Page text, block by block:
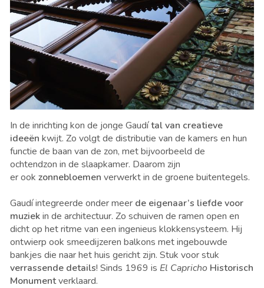
In de inrichting kon de jonge Gaudítal van creatieve
ideeën kwijt. Zo volgt de distributie van de kamers en hun
functie de baan van de zon, met bijvoorbeeld de
ochtendzon in de slaapkamer. Daarom zijn
er ook zonnebloemen verwerkt in de groene buitentegels.
Gaudí integreerde onder meer de eigenaar’s liefde voor
muziekin de architectuur. Zo schuiven de ramen open en
dicht op het ritme van een ingenieus klokkensysteem. Hij
ontwierp ook smeedijzeren balkons met ingebouwde
bankjes die naar het huis gericht zijn. Stuk voor stuk
verrassende details! Sinds 1969 is El Capricho Historisch
Monumentverklaard.